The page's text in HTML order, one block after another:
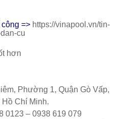
=> https://vinapool.vn/tin-
cu
hơn
Phường 1, Quận Gò Vấp,
Chí Minh.
0123 – 0938 619 079